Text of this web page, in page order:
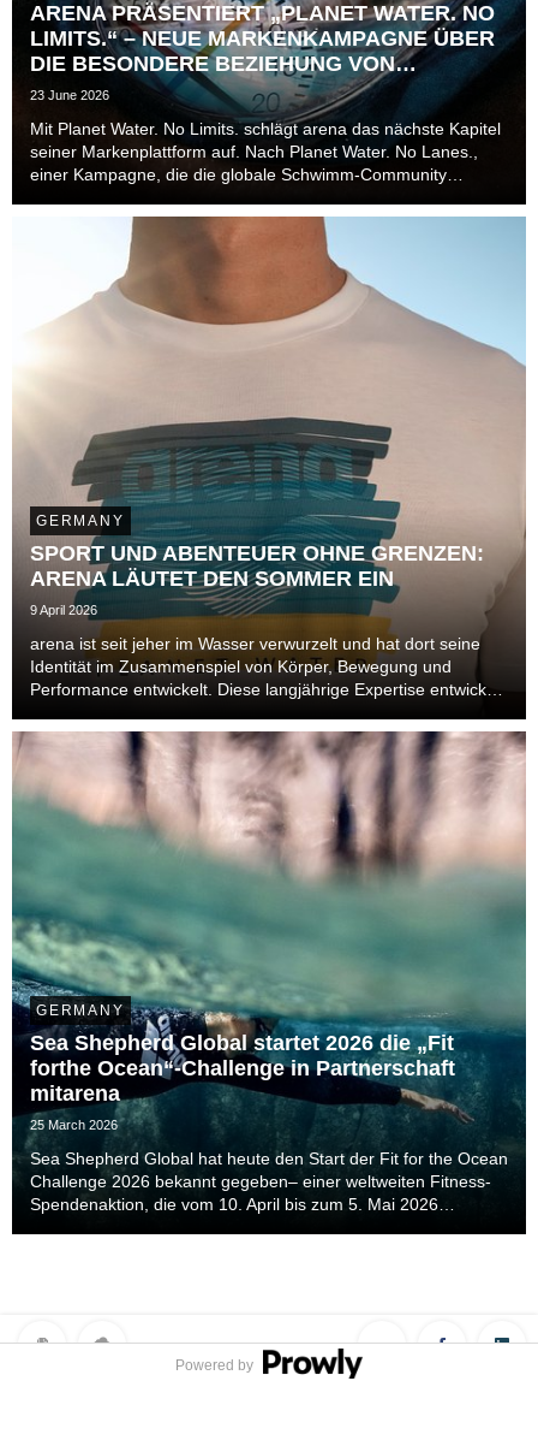
ARENA PRÄSENTIERT „PLANET WATER. NO
LIMITS.“ – NEUE MARKENKAMPAGNE ÜBER
DIE BESONDERE BEZIEHUNG VON
ATHLET*INNEN ZUR ZEIT
23 June 2026
Mit Planet Water. No Limits. schlägt arena das nächste Kapitel
seiner Markenplattform auf. Nach Planet Water. No Lanes.,
einer Kampagne, die die globale Schwimm-Community
Mittelpunkt stellte, richtet die Marke ...
GERMANY
SPORT UND ABENTEUER OHNE GRENZEN:
ARENA LÄUTET DEN SOMMER EIN
9 April 2026
arena ist seit jeher im Wasser verwurzelt und hat dort seine
Identität im Zusammenspiel von Körper, Bewegung und
Performance entwickelt. Diese langjährige Expertise entwickelt
neuen Bereichen. Auch im Leisure- un...
GERMANY
Sea Shepherd Global startet 2026 die „Fit
forthe Ocean“-Challenge in Partnerschaft
mitarena
25 March 2026
Sea Shepherd Global hat heute den Start der Fit for the Ocean
Challenge 2026 bekannt gegeben– einer weltweiten Fitness-
Spendenaktion, die vom 10. April bis zum 5. Mai 2026
Powered by